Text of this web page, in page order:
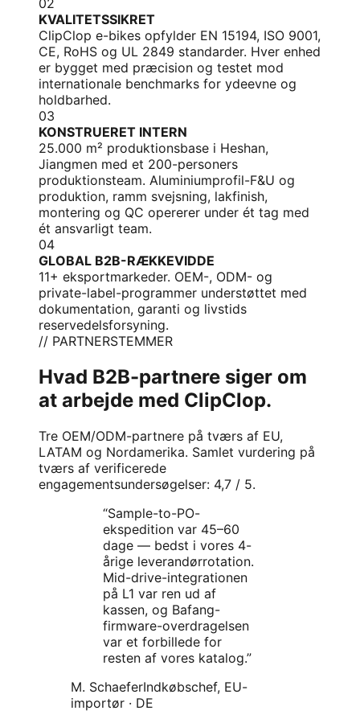
02
KVALITETSSIKRET
ClipClop e-bikes opfylder EN 15194, ISO 9001,
CE, RoHS og UL 2849 standarder. Hver enhed
er bygget med præcision og testet mod
internationale benchmarks for ydeevne og
holdbarhed.
03
KONSTRUERET INTERN
25.000 m² produktionsbase i Heshan,
Jiangmen med et 200-personers
produktionsteam. Aluminiumprofil-F&U og
produktion, ramm svejsning, lakfinish,
montering og QC opererer under ét tag med
ét ansvarligt team.
04
GLOBAL B2B-RÆKKEVIDDE
11+ eksportmarkeder. OEM-, ODM- og
private-label-programmer understøttet med
dokumentation, garanti og livstids
reservedelsforsyning.
// PARTNERSTEMMER
Hvad B2B-partnere siger om
at arbejde med ClipClop.
Tre OEM/ODM-partnere på tværs af EU,
LATAM og Nordamerika. Samlet vurdering på
tværs af verificerede
engagementsundersøgelser: 4,7 / 5.
“Sample-to-PO-
ekspedition var 45–60
dage — bedst i vores 4-
årige leverandørrotation.
Mid-drive-integrationen
på L1 var ren ud af
kassen, og Bafang-
firmware-overdragelsen
var et forbillede for
resten af vores katalog.”
M. SchaeferIndkøbschef, EU-
importør · DE